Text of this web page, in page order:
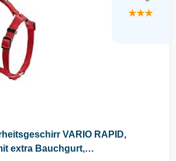
★★★
VARIO RAPID,
extra Bauchgurt,